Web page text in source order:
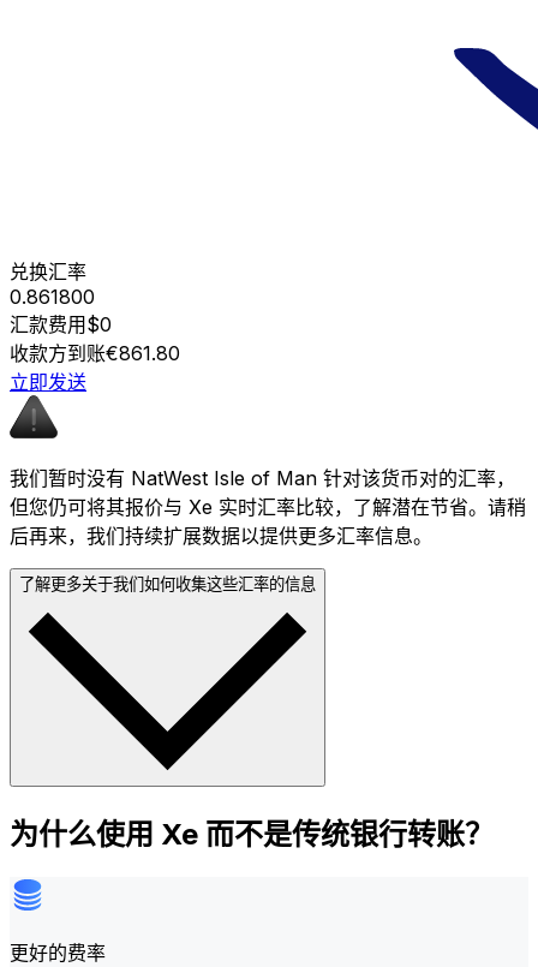
兑换汇率
0.861800
汇款费用$0
收款方到账€861.80
立即发送
我们暂时没有 NatWest Isle of Man 针对该货币对的汇率，
但您仍可将其报价与 Xe 实时汇率比较，了解潜在节省。请稍
后再来，我们持续扩展数据以提供更多汇率信息。
了解更多关于我们如何收集这些汇率的信息
为什么使用 Xe 而不是传统银行转账？
更好的费率